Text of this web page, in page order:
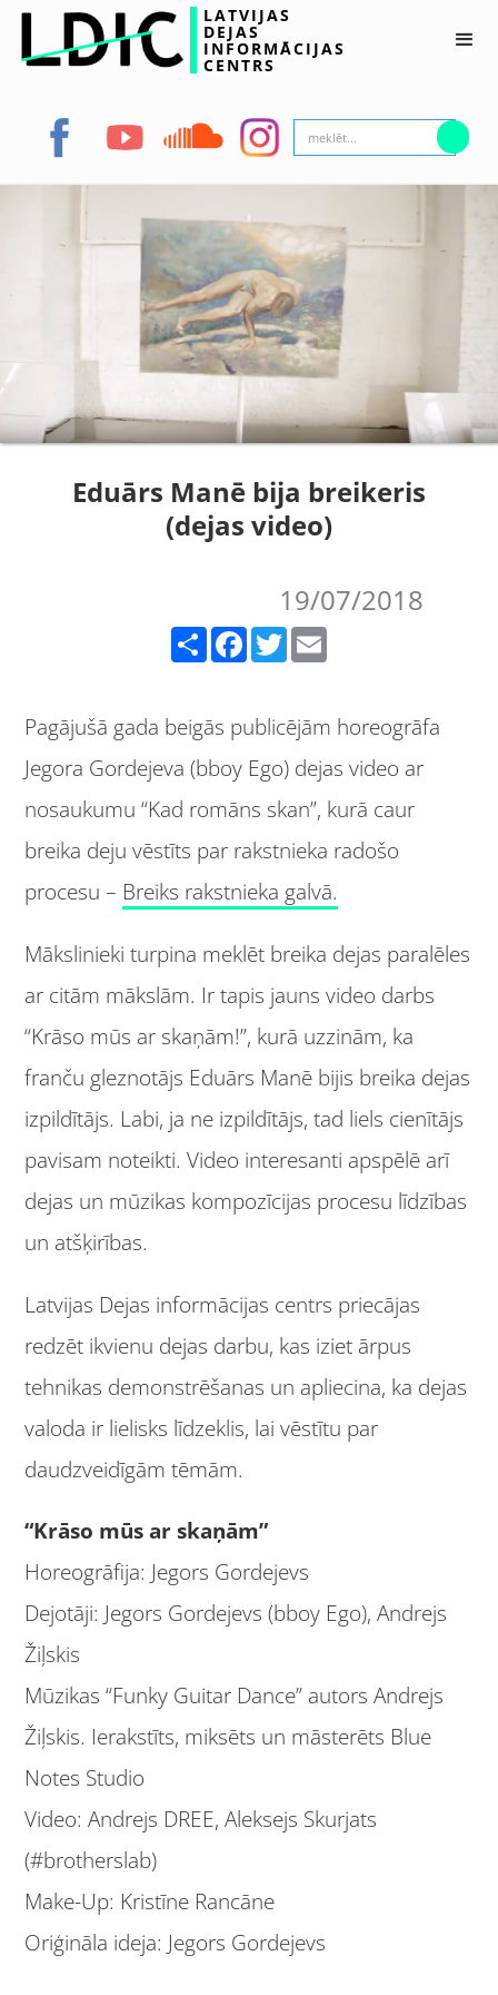
LATVIJAS
DEJAS
INFORMĀCIJAS
CENTRS
Eduārs Manē bija breikeris
(dejas video)
19/07/2018
Facebook Twitter
Pagājušā gada beigās publicējām horeogrāfa
Jegora Gordejeva (bboy Ego) dejas video ar
nosaukumu “Kad romāns skan”, kurā caur
breika deju vēstīts par rakstnieka radošo
procesu – Breiks rakstnieka galvā.
Mākslinieki turpina meklēt breika dejas paralēles
ar citām mākslām. Ir tapis jauns video darbs
“Krāso mūs ar skaņām!”, kurā uzzinām, ka
franču gleznotājs Eduārs Manē bijis breika dejas
izpildītājs. Labi, ja ne izpildītājs, tad liels cienītājs
pavisam noteikti. Video interesanti apspēlē arī
dejas un mūzikas kompozīcijas procesu līdzības
un atšķirības.
Latvijas Dejas informācijas centrs priecājas
redzēt ikvienu dejas darbu, kas iziet ārpus
tehnikas demonstrēšanas un apliecina, ka dejas
valoda ir lielisks līdzeklis, lai vēstītu par
daudzveidīgām tēmām.
“Krāso mūs ar skaņām”
Horeogrāfija: Jegors Gordejevs
Dejotāji: Jegors Gordejevs (bboy Ego), Andrejs
Žiļskis
Mūzikas “Funky Guitar Dance” autors Andrejs
Žiļskis. Ierakstīts, miksēts un māsterēts Blue
Notes Studio
Video: Andrejs DREE, Aleksejs Skurjats
(#brotherslab)
Make-Up: Kristīne Rancāne
Oriģināla ideja: Jegors Gordejevs